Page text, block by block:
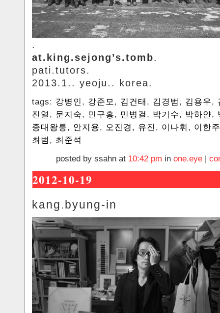
.
at.king.sejong’s.tomb.
pati.tutors.
2013.1.. yeoju.. korea.
tags: 강병인 , 강준모 , 김건태 , 김경범 , 김용우,
진열 , 문지숙, 민구홍, 민병걸 , 박기수, 박하얀,
종대왕릉, 안지용, 오진경 , 유진 , 이나휘 , 이한주
최범 , 최준석
posted by ssahn at 10:42 pm in one.eye |
2012-10-19
kang.byung-in